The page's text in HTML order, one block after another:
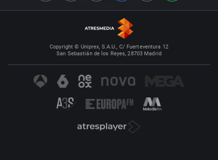
Copyright © Uniprex, S.A.U., C/ Fuerteventura 12
San Sebastián de los Reyes, 28703 Madrid